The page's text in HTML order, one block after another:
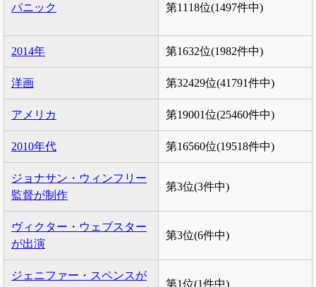
パニック 第1118位(1497件中)
2014年 第1632位(1982件中)
洋画 第32429位(41791件中)
アメリカ 第19001位(25460件中)
2010年代 第16560位(19518件中)
ジョナサン・ウィンフリー
監督が制作
第3位(3件中)
ヴィクター・ウェブスター
が出演
第3位(6件中)
ジェニファー・スペンスが
第1位(1件中)